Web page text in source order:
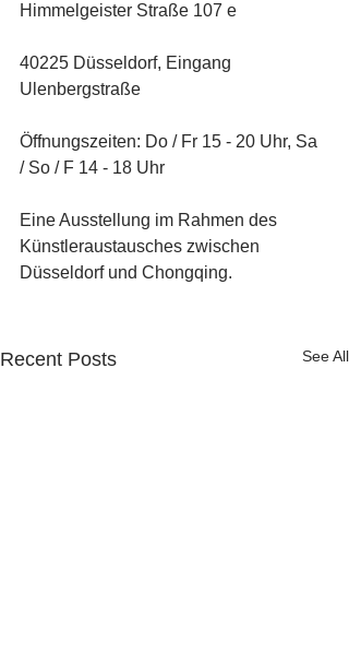
Himmelgeister Straße 107 e
40225 Düsseldorf, Eingang
Ulenbergstraße
Öffnungszeiten: Do / Fr 15 - 20 Uhr, Sa
/ So / F 14 - 18 Uhr
Eine Ausstellung im Rahmen des
Künstleraustausches zwischen
Düsseldorf und Chongqing.
Recent Posts See All